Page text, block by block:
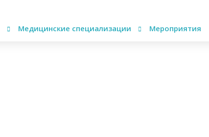
Медицинские специализации Мероприятия